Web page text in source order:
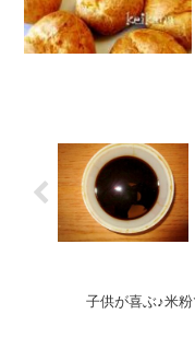
子供が喜ぶ♪米